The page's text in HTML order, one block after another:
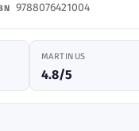
9788076421004
MARTINUS
4.8/5